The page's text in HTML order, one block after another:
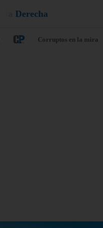
Corruptos en la mira